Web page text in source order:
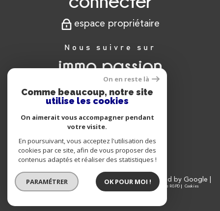
espace propriétaire
Nous suivre sur
immo passion
adhérons
© 2026 | Tous droits réservés | Traduction powered by Google |
Mentions légales Politique RGPD Cookies
On en reste là
Comme beaucoup, notre site
utilise les cookies
On aimerait vous accompagner pendant
votre visite.
En poursuivant, vous acceptez l'utilisation des
cookies par ce site, afin de vous proposer des
contenus adaptés et réaliser des statistiques !
PARAMÉTRER OK POUR MOI !